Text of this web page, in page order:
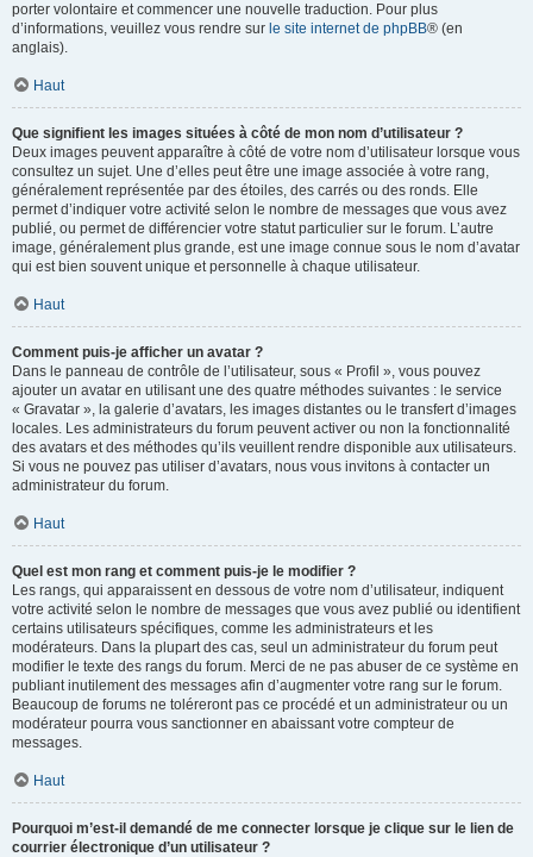
porter volontaire et commencer une nouvelle traduction. Pour plus
d’informations, veuillez vous rendre sur le site internet de phpBB® (en
anglais).
Haut
Que signifient les images situées à côté de mon nom d’utilisateur ?
Deux images peuvent apparaître à côté de votre nom d’utilisateur lorsque vous
consultez un sujet. Une d’elles peut être une image associée à votre rang,
généralement représentée par des étoiles, des carrés ou des ronds. Elle
permet d’indiquer votre activité selon le nombre de messages que vous avez
publié, ou permet de différencier votre statut particulier sur le forum. L’autre
image, généralement plus grande, est une image connue sous le nom d’avatar
qui est bien souvent unique et personnelle à chaque utilisateur.
Haut
Comment puis-je afficher un avatar ?
Dans le panneau de contrôle de l’utilisateur, sous « Profil », vous pouvez
ajouter un avatar en utilisant une des quatre méthodes suivantes : le service
« Gravatar », la galerie d’avatars, les images distantes ou le transfert d’images
locales. Les administrateurs du forum peuvent activer ou non la fonctionnalité
des avatars et des méthodes qu’ils veuillent rendre disponible aux utilisateurs.
Si vous ne pouvez pas utiliser d’avatars, nous vous invitons à contacter un
administrateur du forum.
Haut
Quel est mon rang et comment puis-je le modifier ?
Les rangs, qui apparaissent en dessous de votre nom d’utilisateur, indiquent
votre activité selon le nombre de messages que vous avez publié ou identifient
certains utilisateurs spécifiques, comme les administrateurs et les
modérateurs. Dans la plupart des cas, seul un administrateur du forum peut
modifier le texte des rangs du forum. Merci de ne pas abuser de ce système en
publiant inutilement des messages afin d’augmenter votre rang sur le forum.
Beaucoup de forums ne toléreront pas ce procédé et un administrateur ou un
modérateur pourra vous sanctionner en abaissant votre compteur de
messages.
Haut
Pourquoi m’est-il demandé de me connecter lorsque je clique sur le lien de
courrier électronique d’un utilisateur ?